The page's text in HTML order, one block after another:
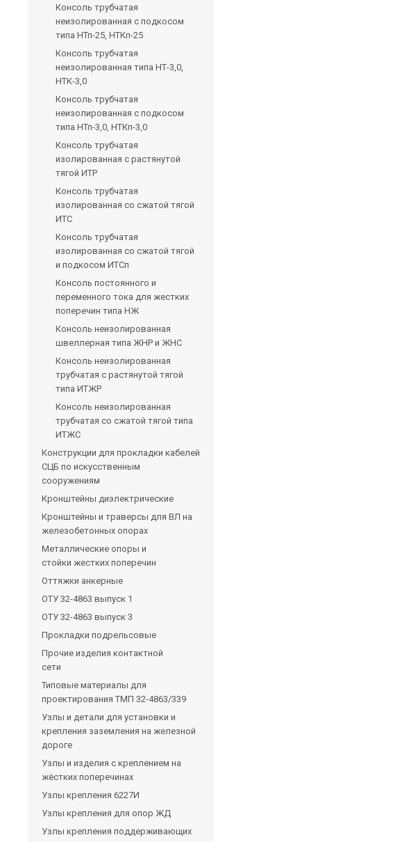
Консоль трубчатая
неизолированная с подкосом
типа НТп-25, НТКп-25
Консоль трубчатая
неизолированная типа НТ-3,0,
НТК-3,0
Консоль трубчатая
неизолированная с подкосом
типа НТп-3,0, НТКп-3,0
Консоль трубчатая
изолированная с растянутой
тягой ИТР
Консоль трубчатая
изолированная со сжатой тягой
ИТС
Консоль трубчатая
изолированная со сжатой тягой
и подкосом ИТСп
Консоль постоянного и
переменного тока для жестких
поперечин типа НЖ
Консоль неизолированная
швеллерная типа ЖНР и ЖНС
Консоль неизолированная
трубчатая с растянутой тягой
типа ИТЖР
Консоль неизолированная
трубчатая со сжатой тягой типа
ИТЖС
Конструкции для прокладки кабелей
СЦБ по искусственным
сооружениям
Кронштейны диэлектрические
Кронштейны и траверсы для ВЛ на
железобетонных опорах
Металлические опоры и
стойки жестких поперечин
Оттяжки анкерные
ОТУ 32-4863 выпуск 1
ОТУ 32-4863 выпуск 3
Прокладки подрельсовые
Прочие изделия контактной
сети
Типовые материалы для
проектирования ТМП 32-4863/339
Узлы и детали для установки и
крепления заземления на железной
дороге
Узлы и изделия с креплением на
жёстких поперечинах
Узлы крепления 6227И
Узлы крепления для опор ЖД
Узлы крепления поддерживающих